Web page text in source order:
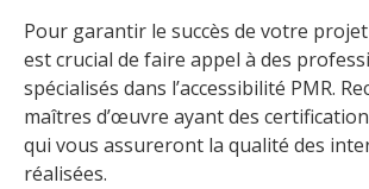
Pour garantir le succès de votre
est crucial de faire appel à des
spécialisés dans l’accessibilité PMR.
maîtres d’œuvre ayant des
qui vous assureront la qualité des
réalisées.